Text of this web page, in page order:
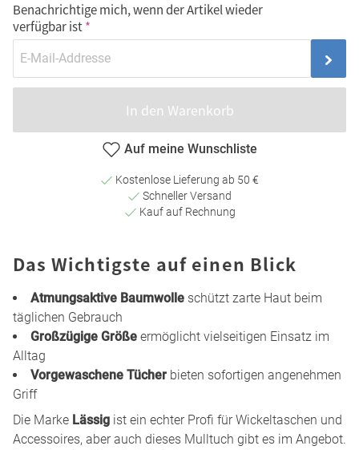
Benachrichtige mich, wenn der Artikel wieder
verfügbar ist
In den Warenkorb
Auf meine Wunschliste
Kostenlose Lieferung ab 50 €
Schneller Versand
Kauf auf Rechnung
Das Wichtigste auf einen Blick
Atmungsaktive Baumwolle schützt zarte Haut beim
täglichen Gebrauch
Großzügige Größe ermöglicht vielseitigen Einsatz im
Alltag
Vorgewaschene Tücher bieten sofortigen angenehmen
Griff
Die Marke Lässig ist ein echter Profi für Wickeltaschen und
Accessoires, aber auch dieses Mulltuch gibt es im Angebot.